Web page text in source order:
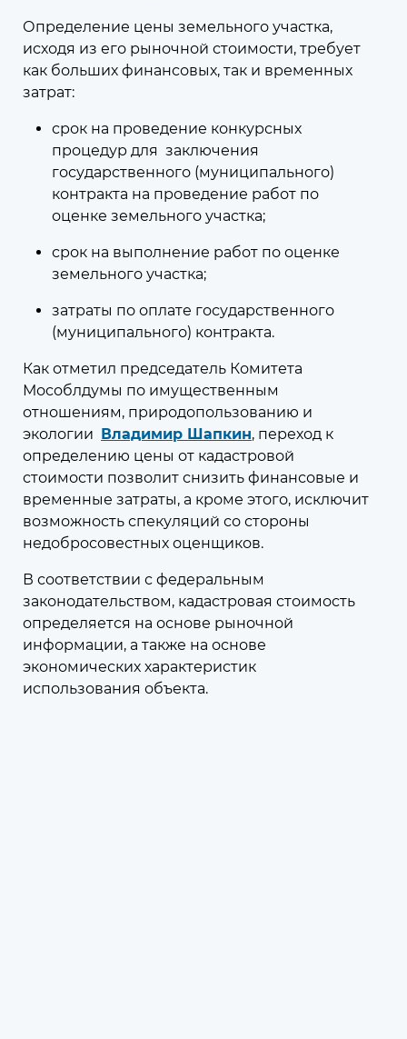
07 августа 2026
В Московской области
предложено расширить сеть
пунктов приёма древесных
отходов
мероприятий, посвящённых теме
экономики замкнутого цикла
6
07 августа 2026 11:53
Федеральные и региональные
меры поддержки граждан и
бизнеса
Меры поддержки, принятые в
Московской области и на
федеральном уровне
Определение цены земельного участка,
исходя из его рыночной стоимости, требует
как больших финансовых, так и временных
затрат:
срок на проведение конкурсных
процедур для заключения
государственного (муниципального)
контракта на проведение работ по
оценке земельного участка;
срок на выполнение работ по оценке
земельного участка;
затраты по оплате государственного
(муниципального) контракта.
Как отметил председатель Комитета
Мособлдумы по имущественным
отношениям, природопользованию и
экологии Владимир Шапкин, переход к
определению цены от кадастровой
стоимости позволит снизить финансовые и
временные затраты, а кроме этого, исключит
возможность спекуляций со стороны
недобросовестных оценщиков.
В соответствии с федеральным
законодательством, кадастровая стоимость
определяется на основе рыночной
информации, а также на основе
экономических характеристик
использования объекта.